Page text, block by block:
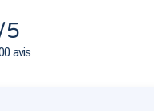
5
avis